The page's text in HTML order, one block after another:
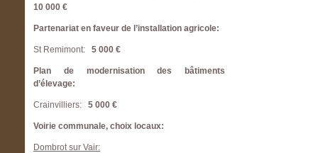
10 000 €
Partenariat en faveur de l’installation agricole:
St Remimont: 5 000 €
Plan de modernisation des bâtiments
d’élevage:
Crainvilliers: 5 000 €
Voirie communale, choix locaux:
Dombrot sur Vair: